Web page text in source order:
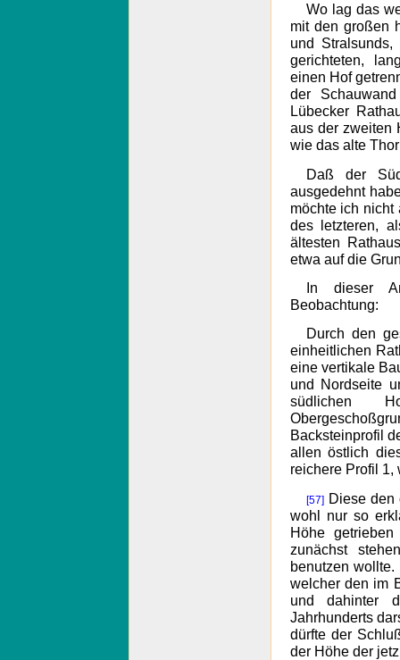
Wo lag das
mit den großen
und
gerichteten,
einen Hof
der
Lübecker
aus der zweiten
wie das alte
Daß der
ausgedehnt
möchte ich nicht
des letzteren,
ältesten
etwa auf die
In dieser
Beobachtung:
Durch den
einheitlichen
eine vertikale
und Nordseite
südlichen
Backsteinprofil
allen östlich
reichere Profil 1,
[57] Diese den
wohl nur so
Höhe
zunächst
benutzen
welcher den im
und dahinter
Jahrhunderts
dürfte der
der Höhe der